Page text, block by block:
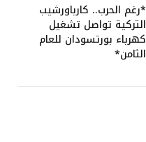
*رغم الحرب.. كارباورشيب
التركية تواصل تشغيل
كهرباء بورتسودان للعام
الثامن*